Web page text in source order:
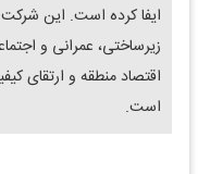
ایفا کرده است. این شرکت
زیرساختی، عمرانی و
اقتصاد منطقه و ارتقای
است.